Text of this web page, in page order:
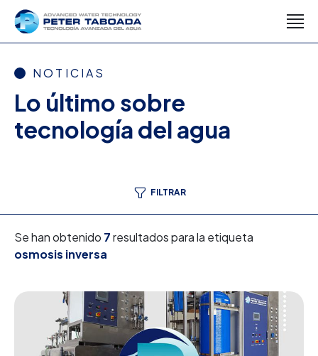
NOTICIAS
Lo último sobre
tecnología del agua
FILTRAR
Se han obtenido 7resultados para la etiqueta
osmosis inversa